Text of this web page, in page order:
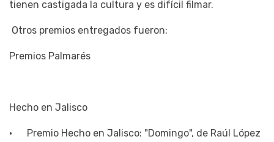
Otros premios entregados fueron:
Premios Palmarés
· Premio Hecho en Jalisco: "Domingo", de Raúl López